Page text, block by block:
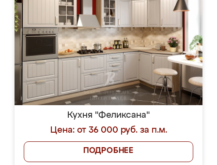
Кухня "Феликсана"
Цена: от 36 000 руб. за п.м.
ПОДРОБНЕЕ